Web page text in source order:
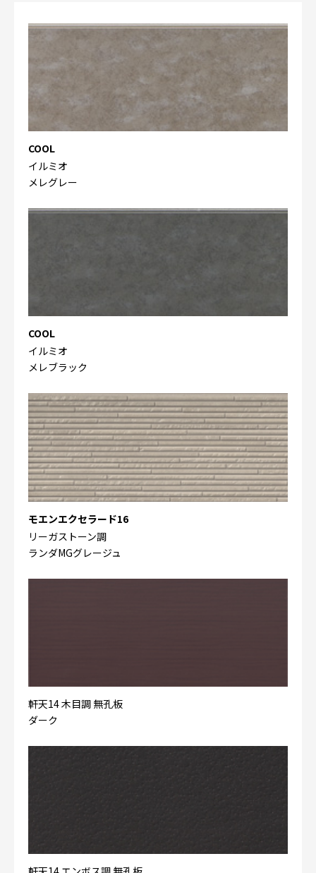
COOL
イルミオ
メレグレー
COOL
イルミオ
メレブラック
モエンエクセラード16
リーガストーン調
ランダMGグレージュ
軒天14 木目調 無孔板
ダーク